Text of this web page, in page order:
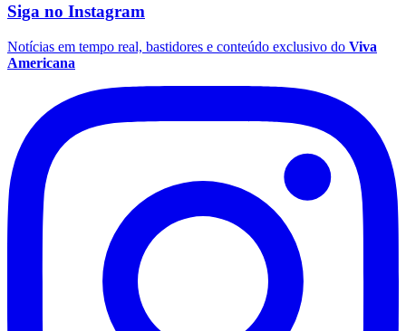
Siga no Instagram
Notícias em tempo real, bastidores e conteúdo exclusivo do Viva
Americana